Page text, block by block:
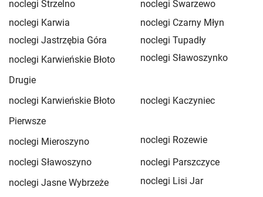
noclegi Strzelno
noclegi Swarzewo
noclegi Karwia
noclegi Czarny Młyn
noclegi Jastrzębia Góra
noclegi Tupadły
noclegi Karwieńskie Błoto
Drugie
noclegi Sławoszynko
noclegi Karwieńskie Błoto
Pierwsze
noclegi Kaczyniec
noclegi Mieroszyno
noclegi Rozewie
noclegi Sławoszyno
noclegi Parszczyce
noclegi Jasne Wybrzeże
noclegi Lisi Jar